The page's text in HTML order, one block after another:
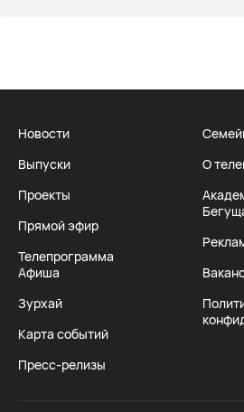
Новости
Выпуски
Проекты
Прямой эфир
Телепрограмма
Афиша
Зурхай
Карта событий
Пресс-релизы
О